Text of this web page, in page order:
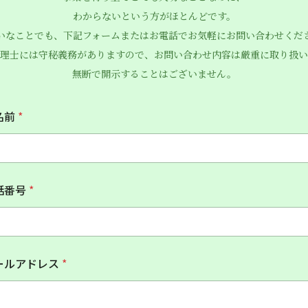
わからないという方がほとんどです。
なことでも、下記フォームまたはお電話でお気軽にお問い合わせくだ
士には守秘義務がありますので、お問い合わせ内容は厳重に取り扱い
無断で開示することはございません。
前 *
番号 *
ルアドレス *